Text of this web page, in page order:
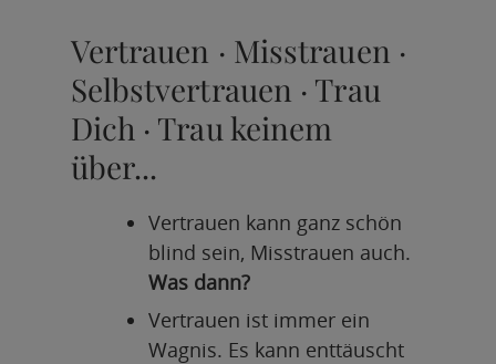
Vertrauen · Misstrauen ·
Selbstvertrauen · Trau
Dich · Trau keinem
über...
Vertrauen kann ganz schön
blind sein, Misstrauen auch.
Was dann?
Vertrauen ist immer ein
Wagnis. Es kann enttäuscht